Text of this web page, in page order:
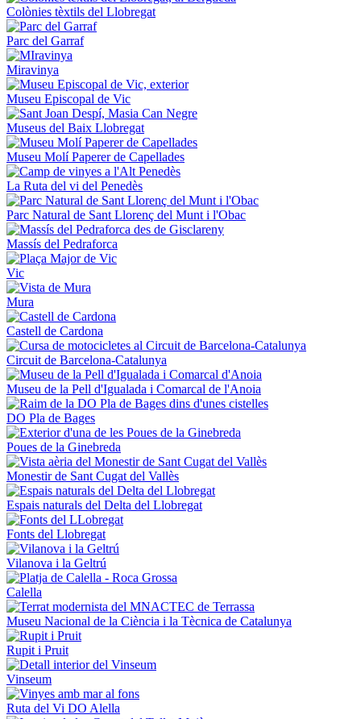
Colònies tèxtils del Llobregat
Parc del Garraf
Miravinya
Museu Episcopal de Vic
Museus del Baix Llobregat
Museu Molí Paperer de Capellades
La Ruta del vi del Penedès
Parc Natural de Sant Llorenç del Munt i l'Obac
Massís del Pedraforca
Vic
Mura
Castell de Cardona
Circuit de Barcelona-Catalunya
Museu de la Pell d'Igualada i Comarcal de l'Anoia
DO Pla de Bages
Poues de la Ginebreda
Monestir de Sant Cugat del Vallès
Espais naturals del Delta del Llobregat
Fonts del Llobregat
Vilanova i la Geltrú
Calella
Museu Nacional de la Ciència i la Tècnica de Catalunya
Rupit i Pruit
Vinseum
Ruta del Vi DO Alella